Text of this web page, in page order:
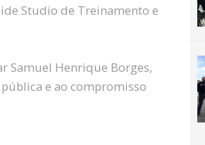
Studio de Treinamento e
Samuel Henrique Borges,
e ao compromisso